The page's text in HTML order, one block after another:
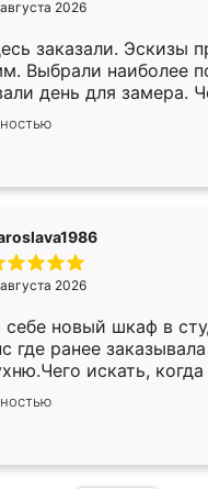
2026
заказали. Эскизы
Выбрали наиболее
день для замера.
была уже готова.
работой. Спасибо
качественную работу!
2026
себе новый шкаф в
где ранее
искать,
Служит кухня
нареканий нет.